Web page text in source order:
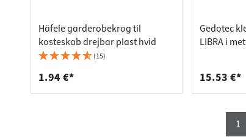
Häfele garderobekrog til
kosteskab drejbar plast hvid
(15)
1.94 €*
Gedotec
LIBRA i
15.53 €*
1